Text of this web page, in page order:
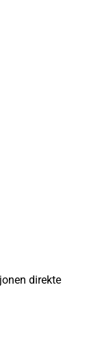
direkte